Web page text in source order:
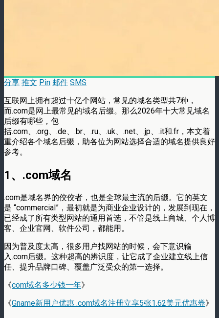
分享 推文 Pin 邮件 SMS
互联网上拥有超过十亿个网站，常见的域名类型共7种，
而.com是网上最常见的域名后缀。那么2026年十大常见域名
后缀有哪些，包
括.com、.org、.de、.br、.ru、.uk、.net、.jp、.it和.fr，本文着
重介绍各个域名后缀，助各位为网站选择合适的域名提供良好
参考。
1、.com域名
.com是域名界的佼佼者，也是全球最主流的后缀。它的英文
是 “commercial”，最初就是为商业企业设计的，发展到现在，
已经成了所有类型网站的通用首选，不管是线上商城、个人博
客、企业官网、软件公司，都能用。
因为普及度太高，很多用户找网站的时候，会下意识输
入.com后缀。这种超高的辨识度，让它成了企业建立线上信
任、提升品牌口碑、覆盖广泛受众的第一选择。
《com域名多少钱一年》
《Gname新用户优惠 .com域名注册立享5张1.62美元优惠券》